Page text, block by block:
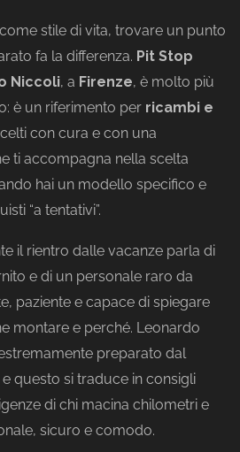
stile di vita, trovare un punto
fa la differenza. Pit Stop
Niccoli, a Firenze, è molto più
è un riferimento per ricambi e
con cura e con una
ti accompagna nella scelta
hai un modello specifico e
“a tentativi”.
il rientro dalle vacanze parla di
e di un personale raro da
paziente e capace di spiegare
montare e perché. Leonardo
preparato dal
questo si traduce in consigli
di chi macina chilometri e
sicuro e comodo.